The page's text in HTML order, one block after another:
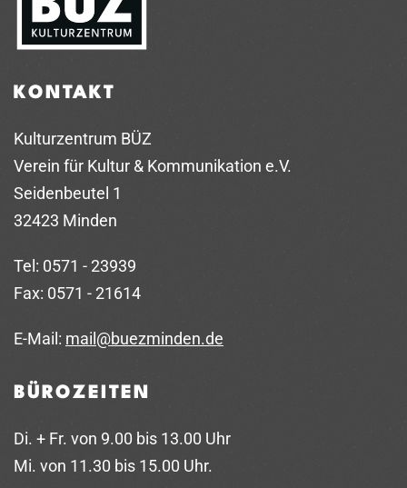
KONTAKT
Kulturzentrum BÜZ
Verein für Kultur & Kommunikation e.V.
Seidenbeutel 1
32423 Minden
Tel: 0571 - 23939
Fax: 0571 - 21614
E-Mail: mail@buezminden.de
BÜROZEITEN
Di. + Fr. von 9.00 bis 13.00 Uhr
Mi. von 11.30 bis 15.00 Uhr.